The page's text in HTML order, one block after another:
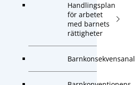
Handlingsplan
för arbetet
med barnets
rättigheter